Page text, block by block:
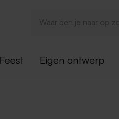
Feest Eigen ontwerp